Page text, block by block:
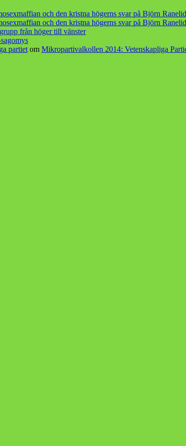
och den kristna högerns svar på Björn Ranelid
och den kristna högerns svar på Björn Ranelid
från höger till vänster
partietom Mikropartivalkollen 2014: Vetenskapliga